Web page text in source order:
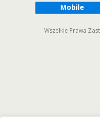
Mobile
Wszelkie Prawa